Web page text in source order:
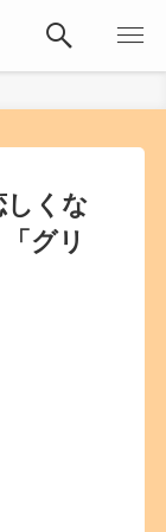
しくな
グリ